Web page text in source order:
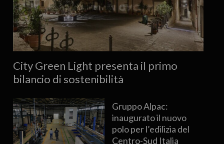
City Green Light presenta il primo
bilancio di sostenibilità
Gruppo Alpac:
inaugurato il nuovo
polo per l’edilizia del
Centro-Sud Italia